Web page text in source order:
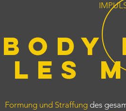
BODY
LES
Formung und Straffung des